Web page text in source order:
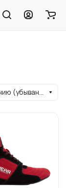
По умолчанию (убывание)